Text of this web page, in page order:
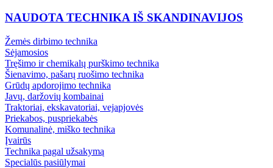
NAUDOTA TECHNIKA IŠ SKANDINAVIJOS
Žemės dirbimo technika
Sėjamosios
Tręšimo ir chemikalų purškimo technika
Šienavimo, pašarų ruošimo technika
Grūdų apdorojimo technika
Javų, daržovių kombainai
Traktoriai, ekskavatoriai, vejapjovės
Priekabos, puspriekabės
Komunalinė, miško technika
Įvairūs
Technika pagal užsakymą
Specialūs pasiūlymai